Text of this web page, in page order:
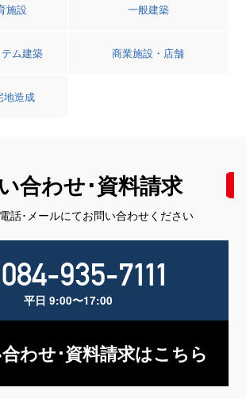
施設 一般建築
ム建築 商業施設・店舗
地造成
合わせ･資料請求
話･メールにてお問い合わせください
084-935-7111
平日 9:00〜17:00
わせ･資料請求はこちら